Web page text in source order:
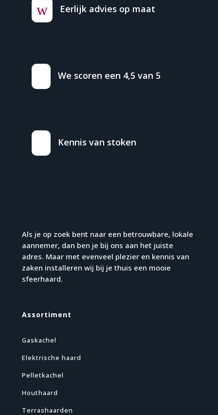
w Eerlijk advies op maat
We scoren een 4,5 van 5
Kennis van stoken
Als je op zoek bent naar een betrouwbare, lokale
aannemer, dan ben je bij ons aan het juiste
adres. Maar met evenveel plezier en kennis van
zaken installeren wij bij je thuis een mooie
sfeerhaard.
Assortiment
Gaskachel
Elektrische haard
Pelletkachel
Houthaard
Terrashaarden